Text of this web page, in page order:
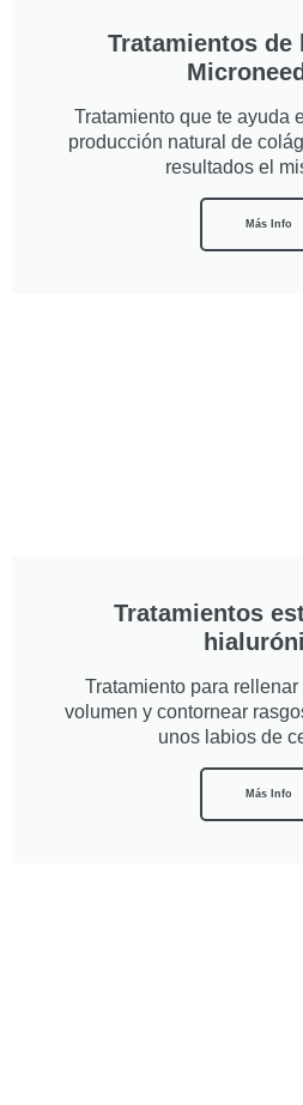
Tratamientos de
Tratamiento que te ayuda
producción natural de
resultados el
Más Info
Tratamientos
Tratamiento para
volumen y contornear
unos labios de
Más Info